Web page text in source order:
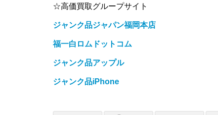
☆高価買取グループサイト
ジャンク品ジャパン福岡本店
福一白ロムドットコム
ジャンク品アップル
ジャンク品iPhone